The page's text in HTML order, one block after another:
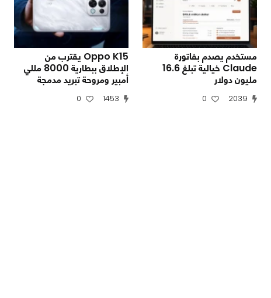
مستخدم يصدم بفاتورة
Claude خيالية تبلغ 16.6
مليون دولار
2039
0
Oppo K15 يقترب من
الإطلاق ببطارية 8000 مللي
أمبير ومروحة تبريد مدمجة
1453
0